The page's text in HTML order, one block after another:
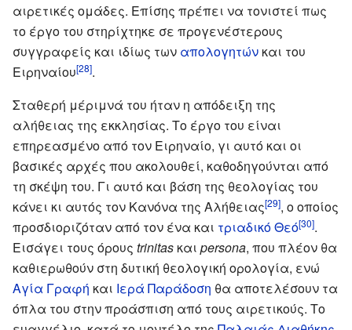
αιρετικές ομάδες. Επίσης πρέπει να τονιστεί πως
το έργο του στηρίχτηκε σε προγενέστερους
συγγραφείς και ιδίως των απολογητών και του
Ειρηναίου[28].
Σταθερή μέριμνά του ήταν η απόδειξη της
αλήθειας της εκκλησίας. Το έργο του είναι
επηρεασμένο από τον Ειρηναίο, γι αυτό και οι
βασικές αρχές που ακολουθεί, καθοδηγούνται από
τη σκέψη του. Γι αυτό και βάση της θεολογίας του
κάνει κι αυτός τον Κανόνα της Αλήθειας[29], ο οποίος
προσδιοριζόταν από τον ένα και τριαδικό Θεό[30].
Εισάγει τους όρους trinitas και persona, που πλέον θα
καθιερωθούν στη δυτική θεολογική ορολογία, ενώ
Αγία Γραφή και Ιερά Παράδοση θα αποτελέσουν τα
όπλα του στην προάσπιση από τους αιρετικούς. Το